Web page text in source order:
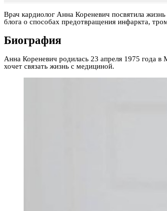
Врач кардиолог Анна Кореневич посвятила
блога о способах предотвращения инфаркта,
Биография
Анна Кореневич родилась 23 апреля 1975 года
хочет связать жизнь с медициной.